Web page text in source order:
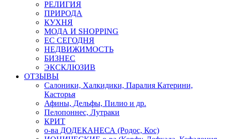
РЕЛИГИЯ
ПРИРОДА
КУХНЯ
МОДА И SHOPPING
ЕС СЕГОДНЯ
НЕДВИЖИМОСТЬ
БИЗНЕС
ЭКСКЛЮЗИВ
ОТЗЫВЫ
Салоники, Халкидики, Паралия Катерини,
Касторья
Афины, Дельфы, Пилио и др.
Пелопоннес, Лутраки
КРИТ
о-ва ДОДЕКАНЕСА (Родос, Кос)